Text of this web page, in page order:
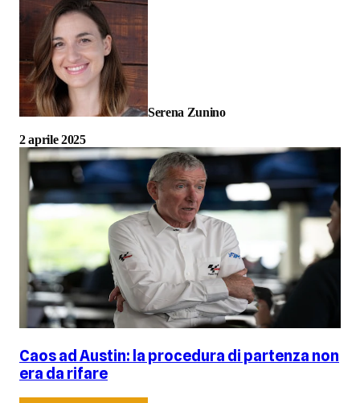
Serena Zunino
2 aprile 2025
Caos ad Austin: la procedura di partenza non
era da rifare